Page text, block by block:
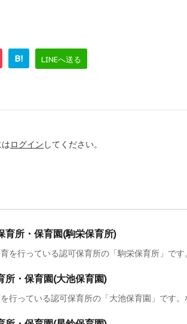
B! LINEへ送る
ログイン してください。
育所・保育園(駒栄保育所)
を行っている認可保育所の「駒栄保育所」です
所・保育園(大池保育園)
行っている認可保育所の「大池保育園」です。